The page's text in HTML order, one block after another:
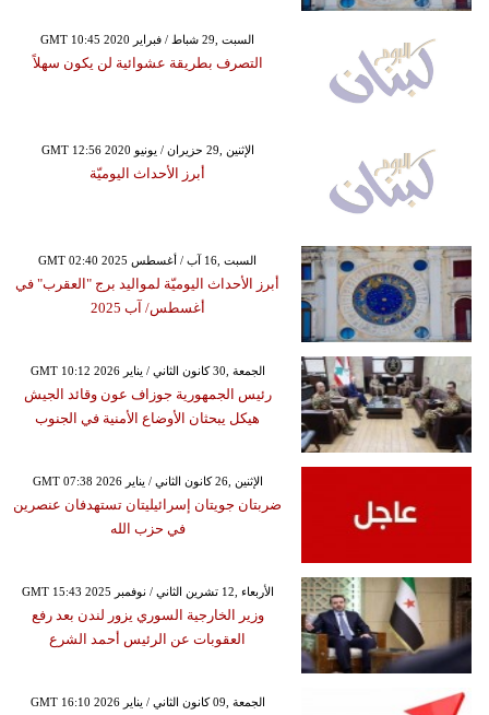
GMT 10:45 2020 السبت ,29 شباط / فبراير
التصرف بطريقة عشوائية لن يكون سهلاً
GMT 12:56 2020 الإثنين ,29 حزيران / يونيو
أبرز الأحداث اليوميّة
GMT 02:40 2025 السبت ,16 آب / أغسطس
أبرز الأحداث اليوميّة لمواليد برج "العقرب" في
أغسطس/ آب 2025
GMT 10:12 2026 الجمعة ,30 كانون الثاني / يناير
رئيس الجمهورية جوزاف عون وقائد الجيش
هيكل يبحثان الأوضاع الأمنية في الجنوب
GMT 07:38 2026 الإثنين ,26 كانون الثاني / يناير
ضربتان جويتان إسرائيليتان تستهدفان عنصرين
في حزب الله
GMT 15:43 2025 الأربعاء ,12 تشرين الثاني / نوفمبر
وزير الخارجية السوري يزور لندن بعد رفع
العقوبات عن الرئيس أحمد الشرع
GMT 16:10 2026 الجمعة ,09 كانون الثاني / يناير